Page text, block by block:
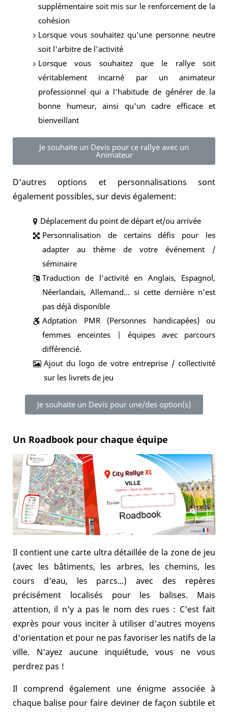
supplémentaire soit mis sur le renforcement de la
cohésion
Lorsque vous souhaitez qu'une personne neutre
soit l'arbitre de l'activité
Lorsque vous souhaitez que le rallye soit
véritablement incarné par un animateur
professionnel qui a l'habitude de générer de la
bonne humeur, ainsi qu'un cadre efficace et
bienveillant
Je souhaite un Devis pour ce rallye avec un
Animateur
D'autres options et personnalisations sont
également possibles, sur devis également:
Déplacement du point de départ et/ou arrivée
Personnalisation de certains défis pour les
adapter au thème de votre événement /
séminaire
Traduction de l'activité en Anglais, Espagnol,
Néerlandais, Allemand... si cette dernière n'est
pas déjà disponible
Adptation PMR (Personnes handicapées) ou
femmes enceintes | équipes avec parcours
différencié.
Ajout du logo de votre entreprise / collectivité
sur les livrets de jeu
Je souhaite un Devis pour une/des option(s)
Un Roadbook pour chaque équipe
Il contient une carte ultra détaillée de la zone de jeu
(avec les bâtiments, les arbres, les chemins, les
cours d'eau, les parcs...) avec des repères
précisément localisés pour les balises. Mais
attention, il n'y a pas le nom des rues : C'est fait
exprès pour vous inciter à utiliser d'autres moyens
d'orientation et pour ne pas favoriser les natifs de la
ville. N'ayez aucune inquiétude, vous ne vous
perdrez pas !
Il comprend également une énigme associée à
chaque balise pour faire deviner de façon subtile et